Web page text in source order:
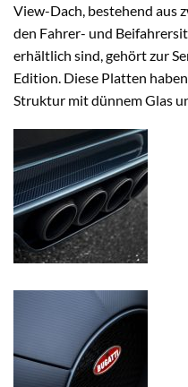
View-Dach, bestehend aus
den Fahrer- und
erhältlich sind, gehört zur
Edition. Diese Platten
Struktur mit dünnem Glas